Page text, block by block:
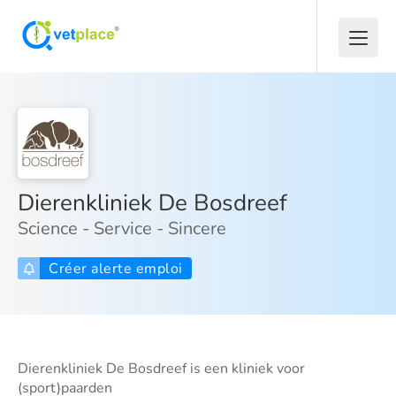
Dierenkliniek De Bosdreef
Science - Service - Sincere
Créer alerte emploi
Dierenkliniek De Bosdreef is een kliniek voor
(sport)paarden